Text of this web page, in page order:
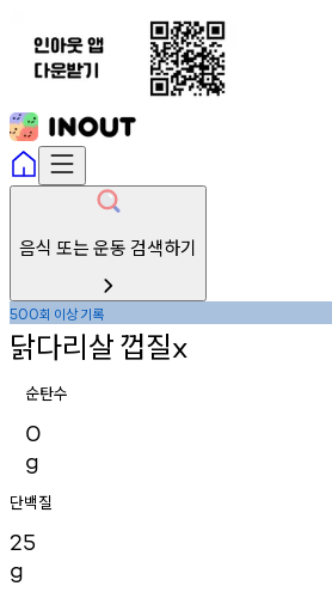
음식 또는 운동 검색하기
500회 이상기록
닭다리살껍질x
순탄수
0
g
단백질
25
g